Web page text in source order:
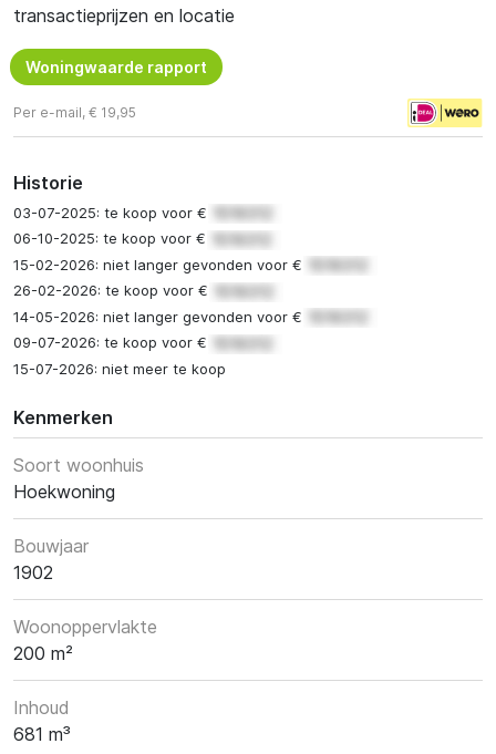
transactieprijzen en locatie
Woningwaarde rapport
Per e-mail, € 19,95
Historie
03-07-2025: te koop voor €
06-10-2025: te koop voor €
15-02-2026: niet langer gevonden voor €
26-02-2026: te koop voor €
14-05-2026: niet langer gevonden voor €
09-07-2026: te koop voor €
15-07-2026: niet meer te koop
Kenmerken
Soort woonhuis
Hoekwoning
Bouwjaar
1902
Woonoppervlakte
200 m²
Inhoud
681 m³